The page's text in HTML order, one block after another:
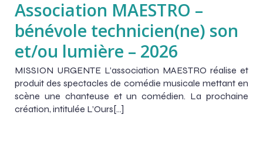
Association MAESTRO –
bénévole technicien(ne) son
et/ou lumière – 2026
MISSION URGENTE L’association MAESTRO réalise et
produit des spectacles de comédie musicale mettant en
scène une chanteuse et un comédien. La prochaine
création, intitulée L’Ours[…]